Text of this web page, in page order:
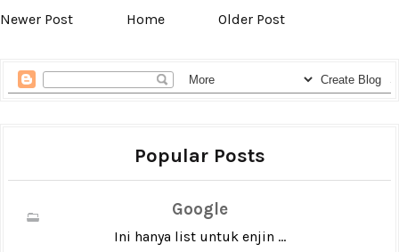
Newer Post Home Older Post
Popular Posts
Google
Ini hanya list untuk enjin ...